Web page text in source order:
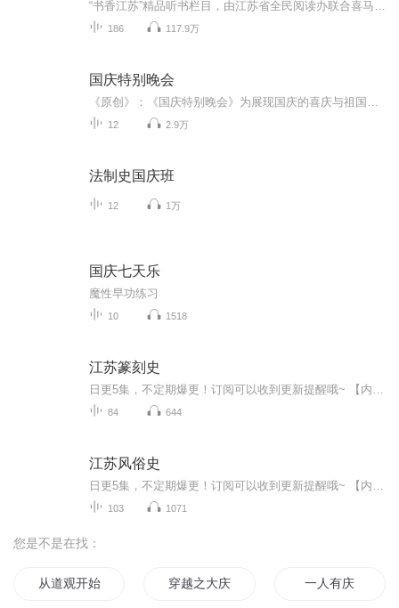
186 117.9万
国庆特别晚会
12 2.9万
法制史国庆班
12 1万
国庆七天乐
魔性早功练习
10 1518
江苏篆刻史
84 644
江苏风俗史
103 1071
您是不是在找：
从道观开始灵气复苏 穿越之大庆帝国 一人有庆